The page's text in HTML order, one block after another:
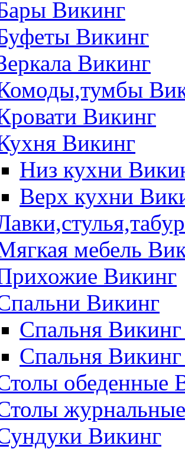
Викинг
Викинг
Викинг
Викинг
Викинг
Низ кухни
Верх кухни
мебель
Викинг
Викинг
Спальня
Спальня
обеденные
Викинг